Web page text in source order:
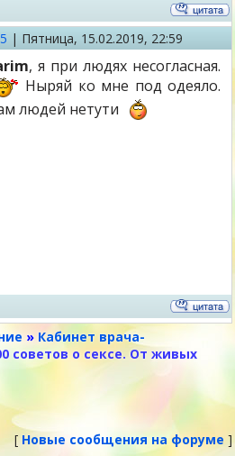
| Пятница, 15.02.2019, 22:59
, я при людях несогласная.
Ныряй ко мне под одеяло.
людей нетути
» Кабинет врача-
советов о сексе. От живых
[ Новые сообщения на форуме ]